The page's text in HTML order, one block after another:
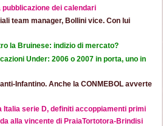
pubblicazione dei calendari
team manager, Bollini vice. Con lui
la Bruinese: indizio di mercato?
Under: 2006 o 2007 in porta, uno in
Infantino. Anche la CONMEBOL avverte
Italia serie D, definiti accoppiamenti primi
alla vincente di PraiaTortotora-Brindisi